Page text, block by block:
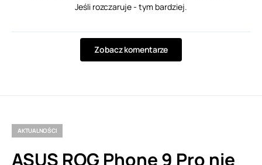
Jeśli rozczaruje - tym bardziej.
Zobacz komentarze
AKTUALNOŚCI
ASUS ROG Phone 9 Pro nie